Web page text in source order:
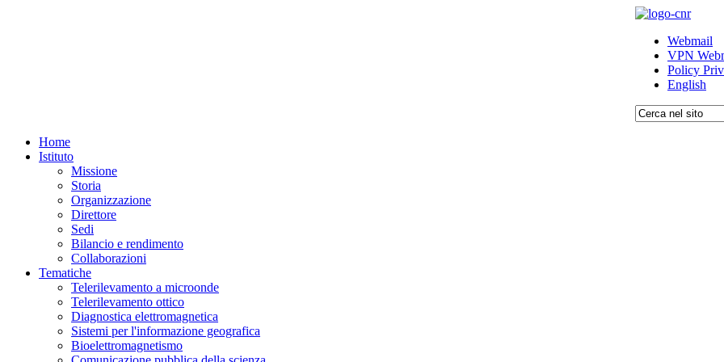
Webmail
VPN
Policy
English
Home
Istituto
Missione
Storia
Organizzazione
Direttore
Sedi
Bilancio e rendimento
Collaborazioni
Tematiche
Telerilevamento a microonde
Telerilevamento ottico
Diagnostica elettromagnetica
Sistemi per l'informazione geografica
Bioelettromagnetismo